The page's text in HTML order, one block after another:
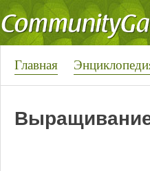
Главная